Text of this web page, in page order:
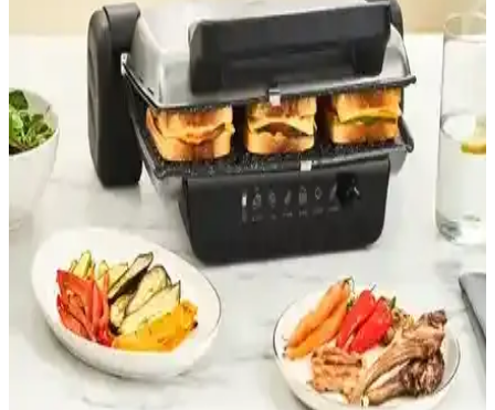
kullanım ve temizlik sağlar.
Korkmaz Tostema Azura Maxi: Çok Fonksiyonlu,
Şık ve Güçlü Tost Makinesi Tanıtımı
Korkmaz Tostema Azura Maxi, yüksek güç, çok fonksiyon ve şık
tasarımıyla mutfakta pratiklik sağlar. Izgara, kızartma ve tost
özellikleriyle öne çıkar, kolay temizlenir ve dayanıklıdır.
Sinbo SSM 2571 ve Vestel Sefa T2002 Kırmızı Tost
Makinesi Karşılaştırması ve Özellikleri
Sinbo SSM 2571 ve Vestel Sefa T2002 tost makineleri güç, tasarım
ve performans açısından karşılaştırıldı. Kullanıcı yorumlarıyla
dayanıklılık ve kullanım kolaylığı değerlendirildi.
Karaca Gastro Classic ve Schafer Contempo Tost ve
Izgara Makinesi Karşılaştırması